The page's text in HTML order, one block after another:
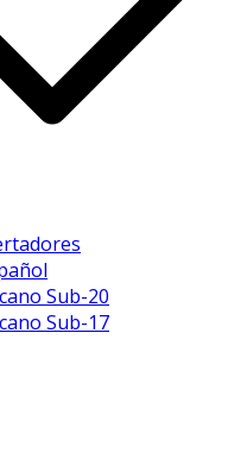
Sub-20
Sub-17